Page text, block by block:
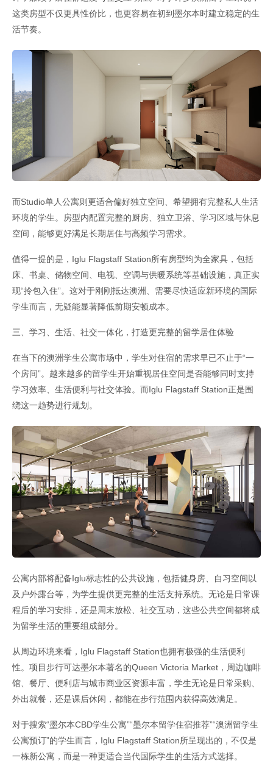
这类房型不仅更具性价比，也更容易在初到墨尔本时建立稳定的生
活节奏。
而Studio单人公寓则更适合偏好独立空间、希望拥有完整私人生活
环境的学生。房型内配置完整的厨房、独立卫浴、学习区域与休息
空间，能够更好满足长期居住与高频学习需求。
值得一提的是，Iglu Flagstaff Station所有房型均为全家具，包括
床、书桌、储物空间、电视、空调与供暖系统等基础设施，真正实
现“拎包入住”。这对于刚刚抵达澳洲、需要尽快适应新环境的国际
学生而言，无疑能显著降低前期安顿成本。
三、学习、生活、社交一体化，打造更完整的留学居住体验
在当下的澳洲学生公寓市场中，学生对住宿的需求早已不止于“一
个房间”。越来越多的留学生开始重视居住空间是否能够同时支持
学习效率、生活便利与社交体验。而Iglu Flagstaff Station正是围
绕这一趋势进行规划。
公寓内部将配备Iglu标志性的公共设施，包括健身房、自习空间以
及户外露台等，为学生提供更完整的生活支持系统。无论是日常课
程后的学习安排，还是周末放松、社交互动，这些公共空间都将成
为留学生活的重要组成部分。
从周边环境来看，Iglu Flagstaff Station也拥有极强的生活便利
性。项目步行可达墨尔本著名的Queen Victoria Market，周边咖啡
馆、餐厅、便利店与城市商业区资源丰富，学生无论是日常采购、
外出就餐，还是课后休闲，都能在步行范围内获得高效满足。
对于搜索“墨尔本CBD学生公寓”“墨尔本留学住宿推荐”“澳洲留学生
公寓预订”的学生而言，Iglu Flagstaff Station所呈现出的，不仅是
一栋新公寓，而是一种更适合当代国际学生的生活方式选择。